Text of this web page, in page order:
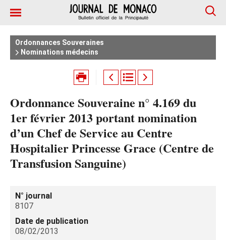
Ordonnances Souveraines
Nominations médecins
Ordonnance Souveraine n° 4.169 du
1er février 2013 portant nomination
d’un Chef de Service au Centre
Hospitalier Princesse Grace (Centre de
Transfusion Sanguine)
N° journal
8107
Date de publication
08/02/2013